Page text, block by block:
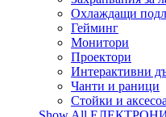
Охлаждащи
Гейминг
Монитори
Проектори
Интерактивни
Чанти и раници
Стойки и